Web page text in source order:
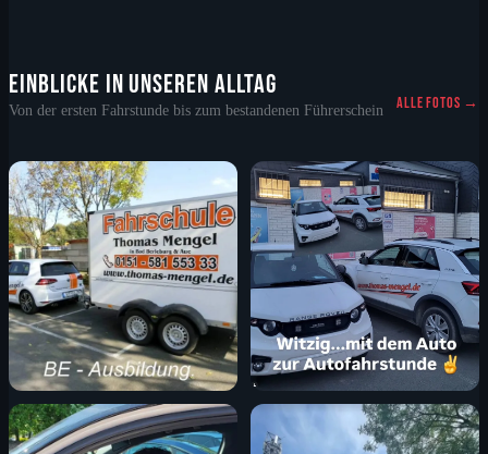
EINBLICKE IN UNSEREN ALLTAG
Von der ersten Fahrstunde bis zum bestandenen Führerschein ALLE FOTOS →